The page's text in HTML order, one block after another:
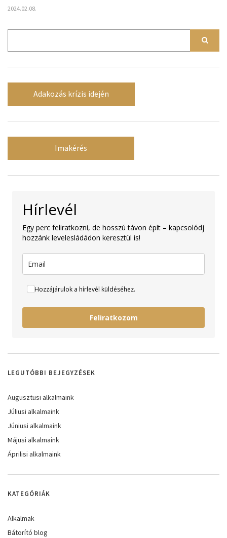
2024.02.08.
Adakozás krízis idején
Imakérés
Hírlevél
Egy perc feliratkozni, de hosszú távon épít – kapcsolódj
hozzánk levelesládádon keresztül is!
Hozzájárulok a hírlevél küldéséhez.
Feliratkozom
LEGUTÓBBI BEJEGYZÉSEK
Augusztusi alkalmaink
Júliusi alkalmaink
Júniusi alkalmaink
Májusi alkalmaink
Áprilisi alkalmaink
KATEGÓRIÁK
Alkalmak
Bátorító blog